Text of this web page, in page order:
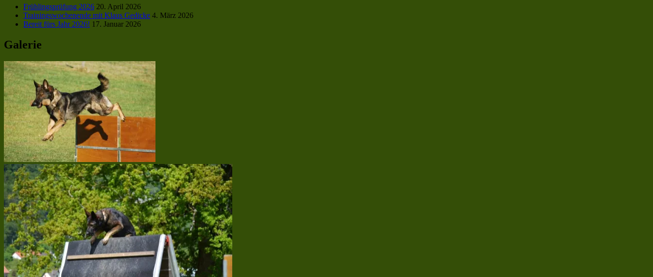
Frühlingsprüfung 2026 20. April 2026
Trainingswochenende mit Klaus Gedicke 4. März 2026
Bereit fürs Jahr 2026! 17. Januar 2026
Galerie